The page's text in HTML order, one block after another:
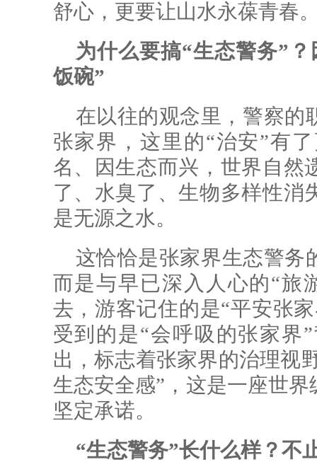
舒心，更要让山水永葆青春
为什么要搞“生态警务”
饭碗”
在以往的观念里，警察的
张家界，这里的“治安”有
名、因生态而兴，世界自然
了、水臭了、生物多样性消
是无源之水。
这恰恰是张家界生态警
而是与早已深入人心的“旅
去，游客记住的是“平安张
受到的是“会呼吸的张家界
出，标志着张家界的治理视
生态安全感”，这是一座世
坚定承诺。
“生态警务”长什么样？不